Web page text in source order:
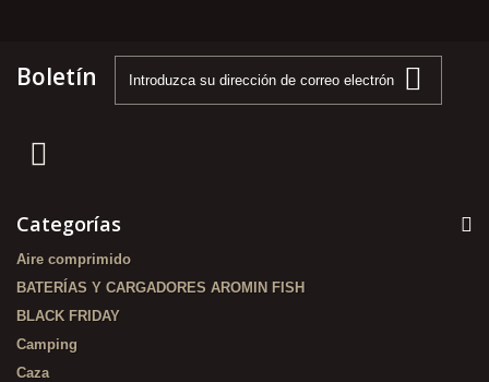
Boletín
Categorías
Aire comprimido
BATERÍAS Y CARGADORES AROMIN FISH
BLACK FRIDAY
Camping
Caza